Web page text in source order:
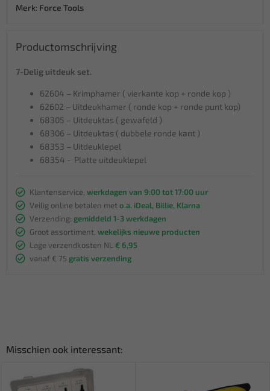
Merk: Force Tools
Productomschrijving
7-Delig uitdeuk set.
62604 – Krimphamer ( vierkante kop + ronde kop )
62602 – Uitdeukhamer ( ronde kop + ronde punt kop)
68305 – Uitdeuktas ( gewafeld )
68306 – Uitdeuktas ( dubbele ronde kant )
68353 – Uitdeuklepel
68354 - Platte uitdeuklepel
Klantenservice, werkdagen van 9:00 tot 17:00 uur
Veilig online betalen met o.a. iDeal, Billie, Klarna
Verzending: gemiddeld 1-3 werkdagen
Groot assortiment, wekelijks nieuwe producten
Lage verzendkosten NL € 6,95
vanaf € 75 gratis verzending
Misschien ook interessant: